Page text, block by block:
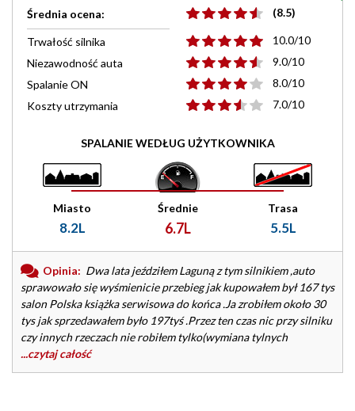
Średnia ocena: (8.5)
Trwałość silnika
10.0/10
Niezawodność auta
9.0/10
Spalanie ON
8.0/10
Koszty utrzymania
7.0/10
SPALANIE WEDŁUG UŻYTKOWNIKA
Miasto
8.2L
Średnie
6.7L
Trasa
5.5L
Opinia: Dwa lata jeździłem Laguną z tym silnikiem ,auto
sprawowało się wyśmienicie przebieg jak kupowałem był 167 tys
salon Polska książka serwisowa do końca .Ja zrobiłem około 30
tys jak sprzedawałem było 197tyś .Przez ten czas nic przy silniku
czy innych rzeczach nie robiłem tylko(wymiana tylnych
...czytaj całość